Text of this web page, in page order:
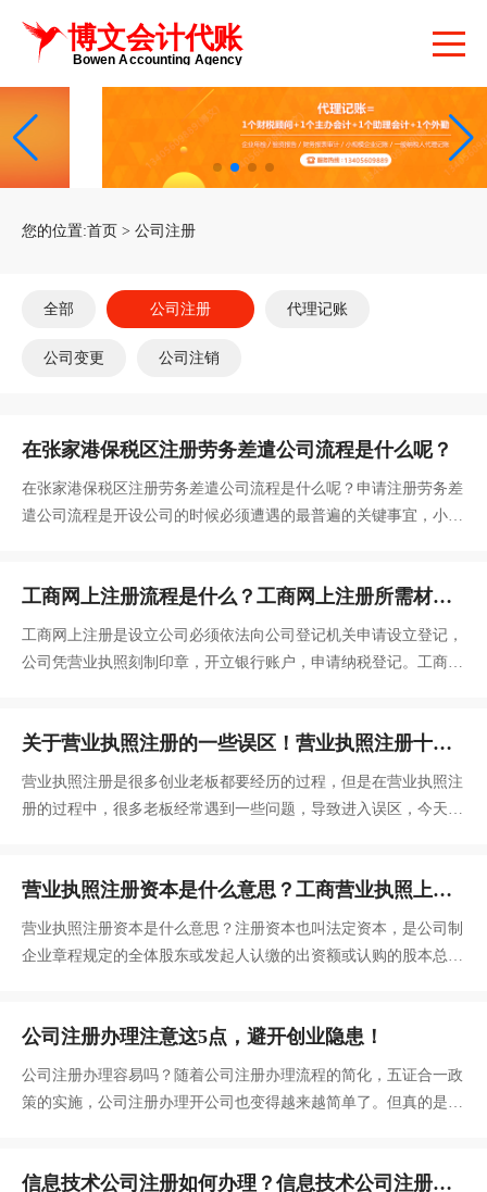
您的位置:首页 > 公司注册
全部 公司注册 代理记账
公司变更 公司注销
在张家港保税区注册劳务差遣公司流程是什么呢？
在张家港保税区注册劳务差遣公司流程是什么呢？申请注册劳务差
遣公司流程是开设公司的时候必须遭遇的最普遍的关键事宜，小编
工商网上注册流程是什么？工商网上注册所需材
料？
工商网上注册是设立公司必须依法向公司登记机关申请设立登记，
公司凭营业执照刻制印章，开立银行账户，申请纳税登记。工商网
关于营业执照注册的一些误区！营业执照注册十大
问题！
营业执照注册是很多创业老板都要经历的过程，但是在营业执照注
册的过程中，很多老板经常遇到一些问题，导致进入误区，今天颜
营业执照注册资本是什么意思？工商营业执照上的
注册资金怎么写？
营业执照注册资本是什么意思？注册资本也叫法定资本，是公司制
企业章程规定的全体股东或发起人认缴的出资额或认购的股本总
公司注册办理注意这5点，避开创业隐患！
公司注册办理容易吗？随着公司注册办理流程的简化，五证合一政
策的实施，公司注册办理开公司也变得越来越简单了。但真的是这
不利，并没有走好创业第一步，导致为以后的发展埋下大隐患。
信息技术公司注册如何办理？信息技术公司注册流